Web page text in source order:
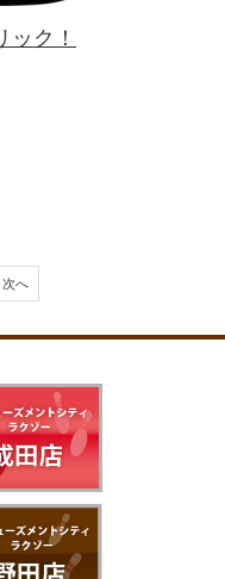
ック！
次へ